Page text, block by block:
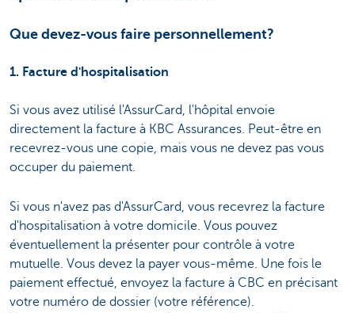
Que devez-vous faire personnellement?
1. Facture d'hospitalisation
Si vous avez utilisé l'AssurCard, l'hôpital envoie
directement la facture à KBC Assurances. Peut-être en
recevrez-vous une copie, mais vous ne devez pas vous
occuper du paiement.
Si vous n'avez pas d'AssurCard, vous recevrez la facture
d'hospitalisation à votre domicile. Vous pouvez
éventuellement la présenter pour contrôle à votre
mutuelle. Vous devez la payer vous-même. Une fois le
paiement effectué, envoyez la facture à CBC en précisant
votre numéro de dossier (votre référence).